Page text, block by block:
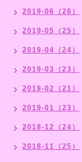
2019-06（26）
2019-05（25）
2019-04（24）
2019-03（23）
2019-02（21）
2019-01（23）
2018-12（24）
2018-11（25）